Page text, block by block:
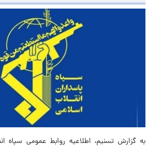
به گزارش تسنیم، اطلاعیه روابط عمومی سپاه